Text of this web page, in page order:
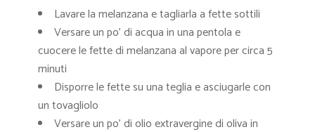
Lavare la melanzana e tagliarla a fette sottili
Versare un po’ di acqua in una pentola e
cuocere le fette di melanzana al vapore per circa 5
minuti
Disporre le fette su una teglia e asciugarle con
un tovagliolo
Versare un po’ di olio extravergine di oliva in